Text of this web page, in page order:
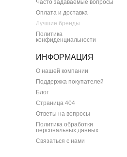
ИНФОРМАЦИЯ
Часто задаваемые вопросы
Оплата и доставка
Лучшие бренды
Политика
конфиденциальности
О нашей компании
Поддержка покупателей
Блог
Страница 404
Ответы на вопросы
Политика обработки
персональных данных
Связаться с нами